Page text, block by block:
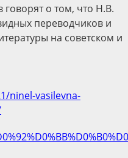
говорят о том, что Н.В.
переводчиков и
на советском и
ninel-vasilevna-